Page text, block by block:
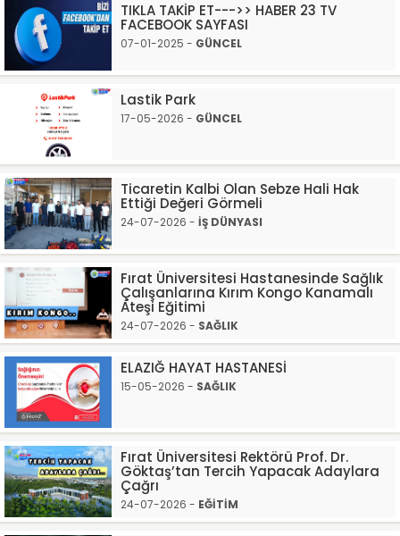
TIKLA TAKİP ET--->> HABER 23 TV
FACEBOOK SAYFASI
07-01-2025 - GÜNCEL
Lastik Park
17-05-2026 - GÜNCEL
Ticaretin Kalbi Olan Sebze Hali Hak
Ettiği Değeri Görmeli
24-07-2026 - İŞ DÜNYASI
Fırat Üniversitesi Hastanesinde Sağlık
Çalışanlarına Kırım Kongo Kanamalı
Ateşi Eğitimi
24-07-2026 - SAĞLIK
ELAZIĞ HAYAT HASTANESİ
15-05-2026 - SAĞLIK
Fırat Üniversitesi Rektörü Prof. Dr.
Göktaş’tan Tercih Yapacak Adaylara
Çağrı
24-07-2026 - EĞİTİM